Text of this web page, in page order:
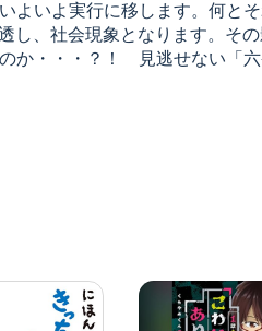
よいよ実行に移します。何とそ
し、社会現象となります。そ
か・・・？！ 見逃せない「
in Japan by